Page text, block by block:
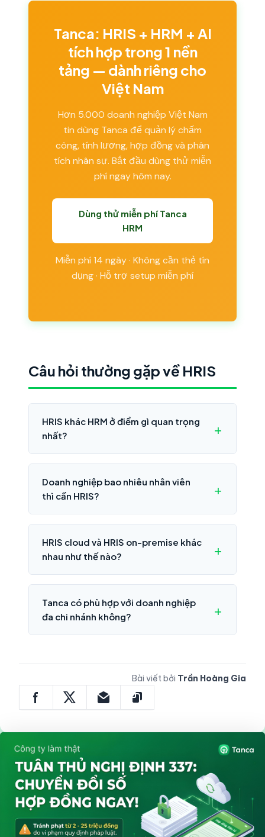
Tanca: HRIS + HRM + AI
tích hợp trong 1 nền
tảng — dành riêng cho
Việt Nam
Hơn 5.000 doanh nghiệp Việt Nam
tin dùng Tanca để quản lý chấm
công, tính lương, hợp đồng và phân
tích nhân sự. Bắt đầu dùng thử miễn
phí ngay hôm nay.
Dùng thử miễn phí Tanca
HRM
Miễn phí 14 ngày · Không cần thẻ tín
dụng · Hỗ trợ setup miễn phí
Câu hỏi thường gặp về HRIS
HRIS khác HRM ở điểm gì quan trọng
nhất?
Doanh nghiệp bao nhiêu nhân viên
thì cần HRIS?
HRIS cloud và HRIS on-premise khác
nhau như thế nào?
Tanca có phù hợp với doanh nghiệp
đa chi nhánh không?
Bài viết bởi Trần Hoàng Gia